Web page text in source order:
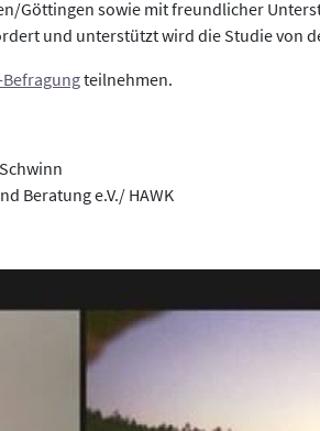
Göttingen sowie mit freundlicher
und unterstützt wird die Studie von
teilnehmen.
Beratung e.V./ HAWK